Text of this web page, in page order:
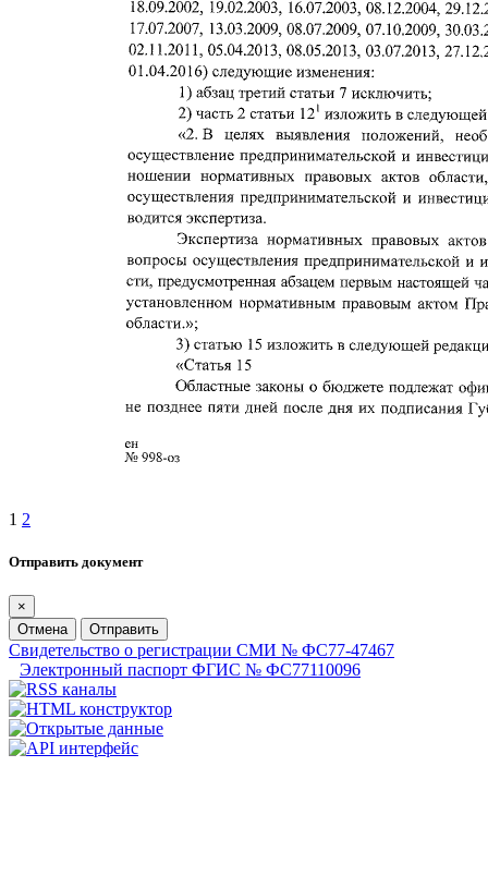
1 2
Отправить документ
×
Отмена
Отправить
Свидетельство о регистрации СМИ № ФС77-47467
Электронный паспорт ФГИС № ФС77110096